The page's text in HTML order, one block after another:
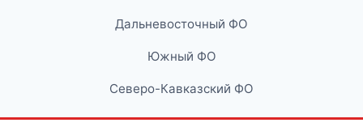
Дальневосточный ФО
Южный ФО
Северо-Кавказский ФО